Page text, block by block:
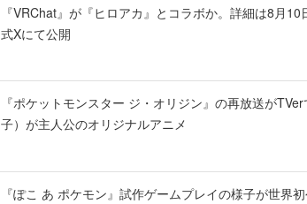
『VRChat』が『ヒロアカ』とコラボか。詳細は8月
式Xにて公開
『ポケットモンスター ジ・オリジン』の再放送が
子）が主人公のオリジナルアニメ
『ぽこ あ ポケモン』試作ゲームプレイの様子が世界